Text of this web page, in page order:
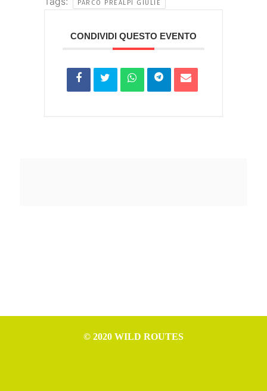
PARCO PREALPI GIULIE
CONDIVIDI QUESTO EVENTO
© 2020 WILD ROUTES